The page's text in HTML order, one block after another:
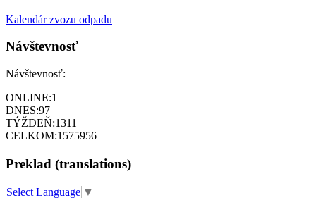
Kalendár zvozu odpadu
Návštevnosť
Návštevnosť:
ONLINE:1
DNES:97
TÝŽDEŇ:1311
CELKOM:1575956
Preklad (translations)
Select Language ▼